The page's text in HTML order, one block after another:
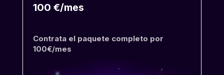
100 €/mes
Contrata el paquete completo por
100€/mes